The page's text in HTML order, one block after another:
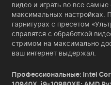
видео и играть во все
максимальных настройках.
гарнитурах с пресетом
справятся с обработкой
стримом на максимально
ваш интернет выдержал.
Профессиональные: Intel